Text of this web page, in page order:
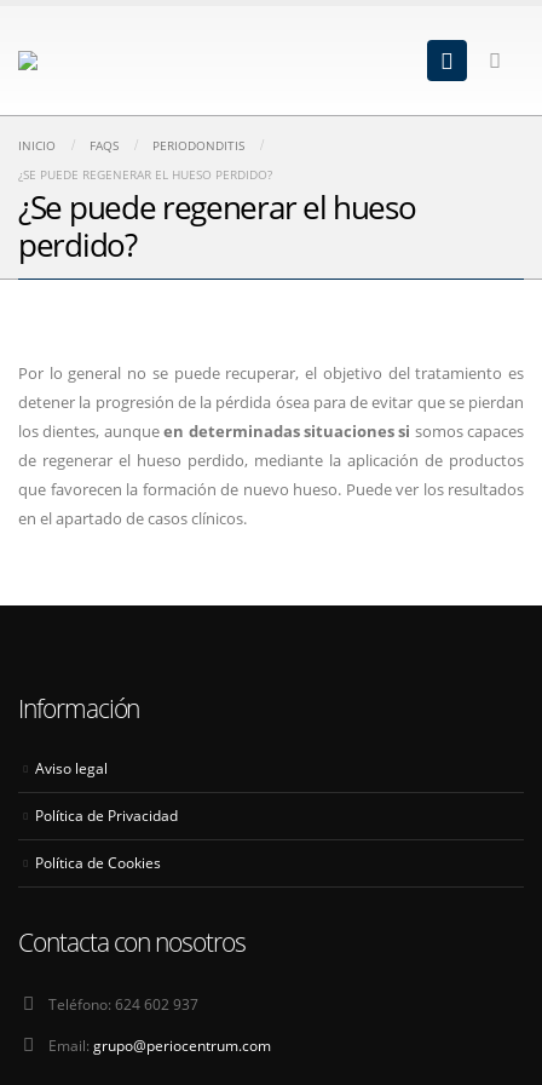
INICIO FAQS
PERIODONDITIS
¿SE PUEDE REGENERAR EL HUESO PERDIDO?
¿Se puede regenerar el hueso
perdido?
Por lo general no se puede recuperar, el objetivo del tratamiento es
detener la progresión de la pérdida ósea para de evitar que se pierdan
los dientes, aunqueen determinadas situaciones si somos capaces
de regenerar el hueso perdido, mediante la aplicación de productos
que favorecen la formación de nuevo hueso. Puede ver los resultados
en el apartado de casos clínicos.
Información
Aviso legal
Política de Privacidad
Política de Cookies
Contacta con nosotros
Teléfono: 624 602 937
Email: grupo@periocentrum.com